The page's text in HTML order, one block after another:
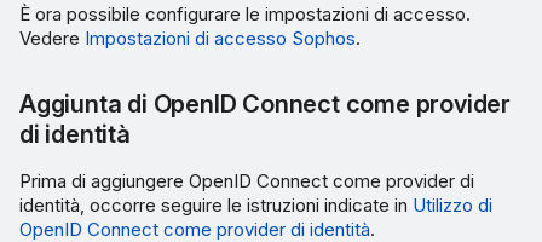
È ora possibile configurare le impostazioni di accesso.
Vedere Impostazioni di accesso Sophos.
Aggiunta di OpenID Connect come provider
di identità
Prima di aggiungere OpenID Connect come provider di
identità, occorre seguire le istruzioni indicate in Utilizzo di
OpenID Connect come provider di identità.